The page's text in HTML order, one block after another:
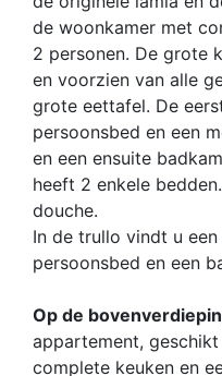
de woonkamer met
2 personen. De grote
en voorzien van alle
grote eettafel. De
persoonsbed en een
en een ensuite
heeft 2 enkele
douche.
In de trullo vindt u
persoonsbed en een
Op de
appartement,
complete keuken en